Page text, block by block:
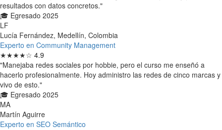
resultados con datos concretos."
🎓 Egresado 2025
LF
Lucía Fernández, Medellín, Colombia
Experto en Community Management
★★★★☆ 4.9
"Manejaba redes sociales por hobbie, pero el curso me enseñó a
hacerlo profesionalmente. Hoy administro las redes de cinco marcas y
vivo de esto."
🎓 Egresado 2025
MA
Martín Aguirre
Experto en SEO Semántico